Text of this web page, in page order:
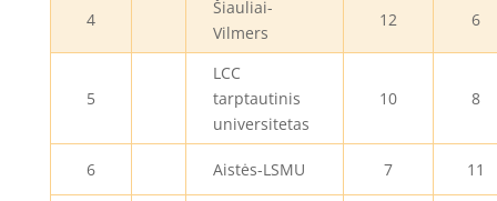
4
Šiauliai-
Vilmers
12 6
5
LCC
tarptautinis
universitetas
10 8
6 Aistės-LSMU 7 11